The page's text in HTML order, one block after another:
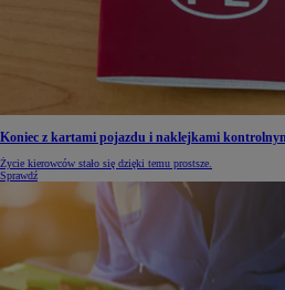
Koniec z kartami pojazdu i naklejkami
Życie kierowców stało się dzięki temu prostsze.
Sprawdź